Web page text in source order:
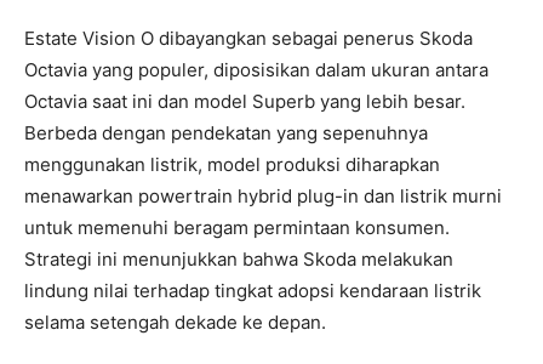
Estate Vision O dibayangkan sebagai penerus Skoda
Octavia yang populer, diposisikan dalam ukuran antara
Octavia saat ini dan model Superb yang lebih besar.
Berbeda dengan pendekatan yang sepenuhnya
menggunakan listrik, model produksi diharapkan
menawarkan powertrain hybrid plug-in dan listrik murni
untuk memenuhi beragam permintaan konsumen.
Strategi ini menunjukkan bahwa Skoda melakukan
lindung nilai terhadap tingkat adopsi kendaraan listrik
selama setengah dekade ke depan.